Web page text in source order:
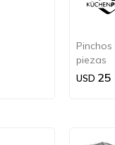
piezas
USD 25